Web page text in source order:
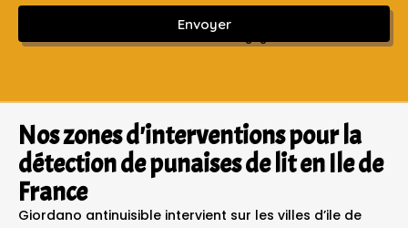
Envoyer
Sans engagement ni frais cachés
Nos zones d'interventions pour la
détection de punaises de lit en Ile de
France
Giordano antinuisible intervient sur les villes d’ile de